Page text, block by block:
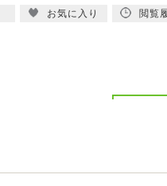
お気に入り 閲覧